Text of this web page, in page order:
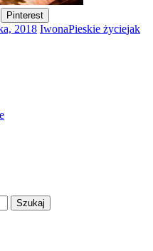
Pinterest
2018 IwonaPieskie życiejak